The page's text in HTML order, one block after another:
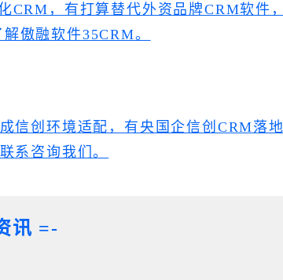
CRM，有打算替代外资品牌CRM软件
傲融软件35CRM。
信创环境适配，有央国企信创CRM落
联系咨询我们。
讯 =-